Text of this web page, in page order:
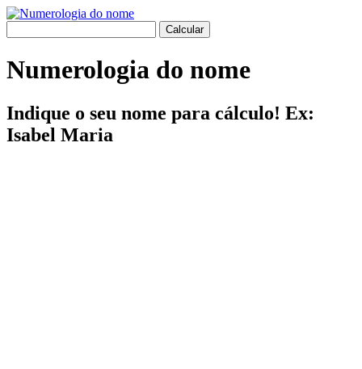
Numerologia do nome
Indique o seu nome para cálculo! Ex:
Isabel Maria